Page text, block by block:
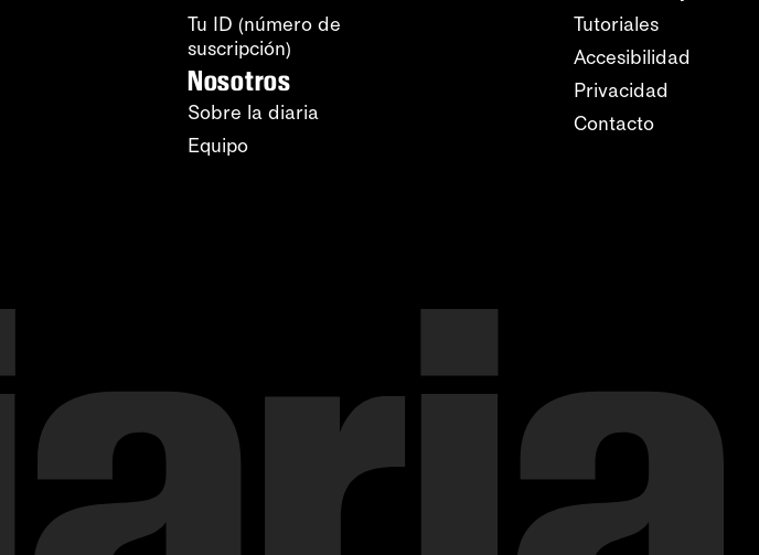
Tu ID (número de
suscripción)
Nosotros
Sobre la diaria
Equipo
Tutoriales
Accesibilidad
Privacidad
Contacto